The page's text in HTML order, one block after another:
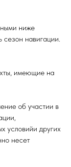
ниже
сезон навигации.
имеющие на
об участии в
условийи других
несет